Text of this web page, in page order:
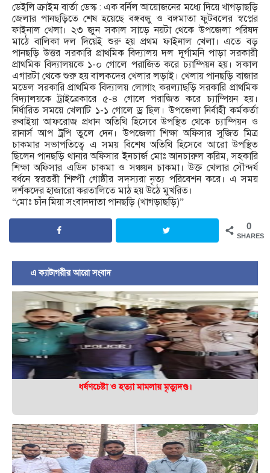
ডেইলি ক্রাইম বার্তা ডেস্ক : এক বর্নিল আয়োজনের মধ্যে দিয়ে খাগড়াছড়ি
জেলার পানছড়িতে শেষ হয়েছে বঙ্গবন্ধু ও বঙ্গমাতা ফুটবলের স্বপ্নের
ফাইনাল খেলা। ২৩ জুন সকাল সাড়ে নয়টা থেকে উপজেলা পরিষদ
মাঠে বালিকা দল দিয়েই শুরু হয় প্রথম ফাইনাল খেলা। এতে বড়
পানছড়ি উত্তর সরকারি প্রাথমিক বিদ্যালয় দল দূর্গামনি পাড়া সরকারী
প্রাথমিক বিদ্যালয়কে ১-০ গোলে পরাজিত করে চ্যাম্পিয়ন হয়। সকাল
এগারটা থেকে শুরু হয় বালকদের খেলার লড়াই। খেলায় পানছড়ি বাজার
মডেল সরকারি প্রাথমিক বিদ্যালয় লোগাং করল্যাছড়ি সরকারি প্রাথমিক
বিদ্যালয়কে ট্রাইব্রেকারে ৫-৪ গোলে পরাজিত করে চ্যাম্পিয়ন হয়।
নির্ধারিত সময়ে খেলাটি ১-১ গোলে ড্র ছিল। উপজেলা নির্বাহী কর্মকর্তা
রুবাইয়া আফরোজ প্রধান অতিথি হিসেবে উপস্থিত থেকে চ্যাম্পিয়ন ও
রানার্স আপ ট্রপি তুলে দেন। উপজেলা শিক্ষা অফিসার সুজিত মিত্র
চাকমার সভাপতিত্বে এ সময় বিশেষ অতিথি হিসেবে আরো উপস্থিত
ছিলেন পানছড়ি থানার অফিসার ইনচার্জ মোঃ আনচারুল করিম, সহকারি
শিক্ষা অফিসার এডিন চাকমা ও সঞ্চয়ন চাকমা। উক্ত খেলার সৌন্দর্য
বর্ধনে স্বরতরী শিল্পী গোষ্ঠীর সদস্যরা নৃত্য পরিবেশন করে। এ সময়
দর্শকদের হাজারো করতালিতে মাঠ হয় উঠে মুখরিত।
“মোঃ চাঁন মিয়া সংবাদদাতা পানছড়ি (খাগড়াছড়ি)”
0
SHARES
এ ক্যাটাগরীর আরো সংবাদ
ধর্ষণচেষ্টা ও হত্যা মামলায় মৃত্যুদণ্ড।